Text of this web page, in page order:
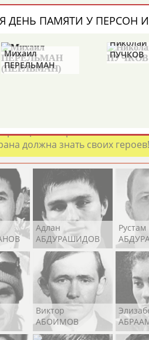
Артур
АБДРАХМАНОВ
о хорошо известном
должна знать своих
Адлан
АБДУРАШИДОВ
Рустам
Виктор
АБОИМОВ
ДЕНЬ ПАМЯТИ У ПЕРСОН
Михаил
ПЕРЕЛЬМАН
(ПЕРЛЬМАН)
Николай
ПУЧКОВ